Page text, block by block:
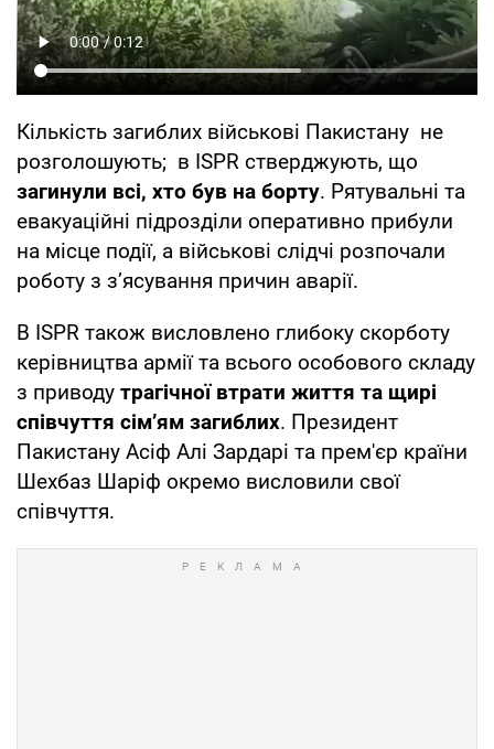
Кількість загиблих військові Пакистану не
розголошують; в ISPR стверджують, що
загинули всі, хто був на борту. Рятувальні та
евакуаційні підрозділи оперативно прибули
на місце події, а військові слідчі розпочали
роботу з з’ясування причин аварії.
В ISPR також висловлено глибоку скорботу
керівництва армії та всього особового складу
з приводу трагічної втрати життя та щирі
співчуття сім’ям загиблих. Президент
Пакистану Асіф Алі Зардарі та прем'єр країни
Шехбаз Шаріф окремо висловили свої
співчуття.